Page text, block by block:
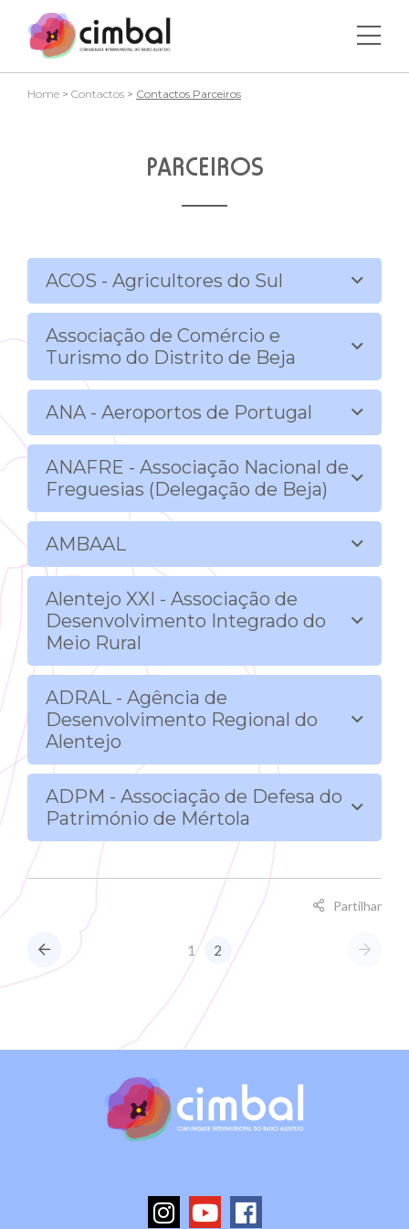
Home > Contactos > Contactos Parceiros
PARCEIROS
ACOS - Agricultores do Sul
Associação de Comércio e
Turismo do Distrito de Beja
ANA - Aeroportos de Portugal
ANAFRE - Associação Nacional de
Freguesias (Delegação de Beja)
AMBAAL
Alentejo XXI - Associação de
Desenvolvimento Integrado do
Meio Rural
ADRAL - Agência de
Desenvolvimento Regional do
Alentejo
ADPM - Associação de Defesa do
Património de Mértola
Partilhar
1 2